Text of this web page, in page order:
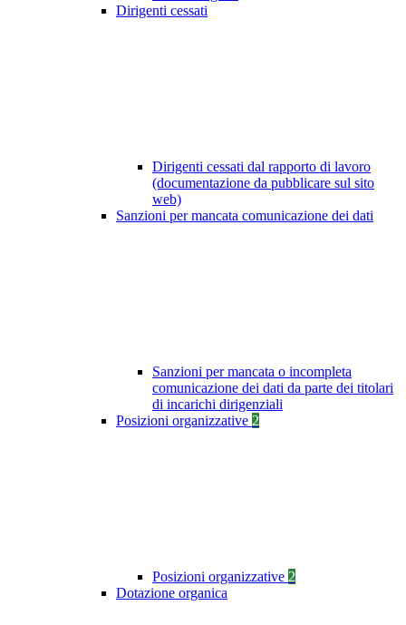
Dirigenti cessati
Dirigenti cessati dal rapporto di lavoro
(documentazione da pubblicare sul sito
web)
Sanzioni per mancata comunicazione dei dati
Sanzioni per mancata o incompleta
comunicazione dei dati da parte dei titolari
di incarichi dirigenziali
Posizioni organizzative 2
Posizioni organizzative 2
Dotazione organica